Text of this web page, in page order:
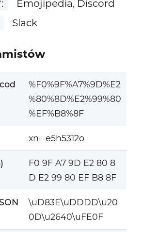
Emojipedia, Discord
Slack
%F0%9F%A7%9D%E2
%80%8D%E2%99%80
%EF%B8%8F
xn--e5h5312o
F0 9F A7 9D E2 80 8
D E2 99 80 EF B8 8F
\uD83E\uDDDD\u20
0D\u2640\uFE0F